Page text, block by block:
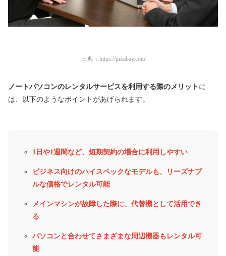
出典： https://pixabay.com
ノートパソコンのレンタルサービスを利用する際のメリット に
は、以下のようなポイントがあげられます。
1日や1週間など、短期契約の場合に利用しやすい
ビジネス向けのハイスペックなモデルも、リーズナブ
ルな価格でレンタル可能
メインマシンが故障した際に、代替機として活用でき
る
パソコンと合わせてさまざまな周辺機器もレンタル可
能